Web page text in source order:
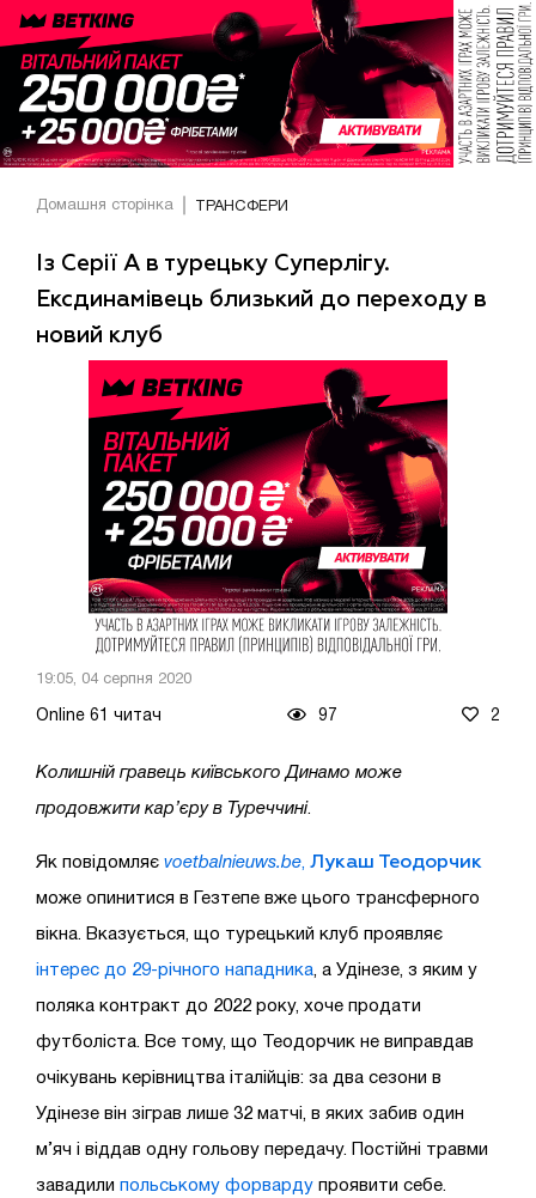
Домашня сторінка ТРАНСФЕРИ
Із Серії А в турецьку Суперлігу.
Ексдинамівець близький до переходу в
новий клуб
19:05, 04 серпня 2020
Online 61 читач 97 2
Колишній гравець київського Динамо може
продовжити кар’єру в Туреччині.
Як повідомляє voetbalnieuws.be Лукаш Теодорчик
може опинитися в Гезтепе вже цього трансферного
вікна. Вказується, що турецький клуб проявляє
інтерес до 29-річного нападника , а Удінезе, з яким у
поляка контракт до 2022 року, хоче продати
футболіста. Все тому, що Теодорчик не виправдав
очікувань керівництва італійців: за два сезони в
Удінезе він зіграв лише 32 матчі, в яких забив один
м’яч і віддав одну гольову передачу. Постійні травми
завадили польському форварду проявити себе.